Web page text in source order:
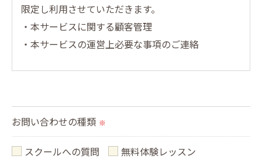
限定し利用させていただきます。
・本サービスに関する顧客管理
・本サービスの運営上必要な事項のご連絡
られた場合を除き、
ません。
お問い合わせの種類 ※
スクールへの質問
無料体験レッスン